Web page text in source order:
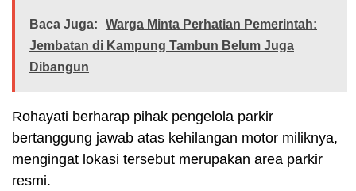
Baca Juga:
Warga Minta Perhatian Pemerintah:
Jembatan di Kampung Tambun Belum Juga
Dibangun
Rohayati berharap pihak pengelola parkir
bertanggung jawab atas kehilangan motor miliknya,
mengingat lokasi tersebut merupakan area parkir
resmi.